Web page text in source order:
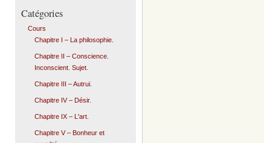
Catégories
Cours
Chapitre I – La philosophie.
Chapitre II – Conscience.
Inconscient. Sujet.
Chapitre III – Autrui.
Chapitre IV – Désir.
Chapitre IX – L'art.
Chapitre V – Bonheur et